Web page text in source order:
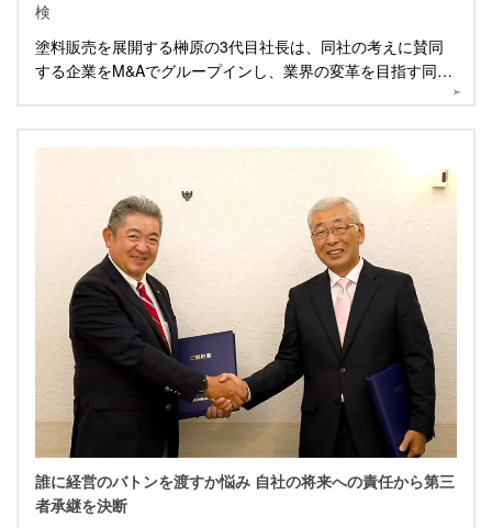
検
塗料販売を展開する榊原の3代目社長は、同社の考えに賛同
する企業をM&Aでグループインし、業界の変革を目指す同社
誰に経営のバトンを渡すか悩み 自社の将来への責任から第三
者承継を決断